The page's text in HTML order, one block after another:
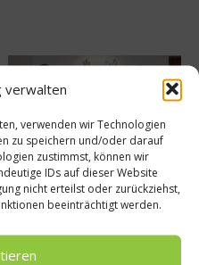
verwalten
verwenden wir Technologien
zu speichern und/oder darauf
zustimmst, können wir
IDs auf dieser Website
nicht erteilst oder zurückziehst,
beeinträchtigt werden.
Mayrlife Medical Health
Resort Altaussee eröffnet
9. April 2025